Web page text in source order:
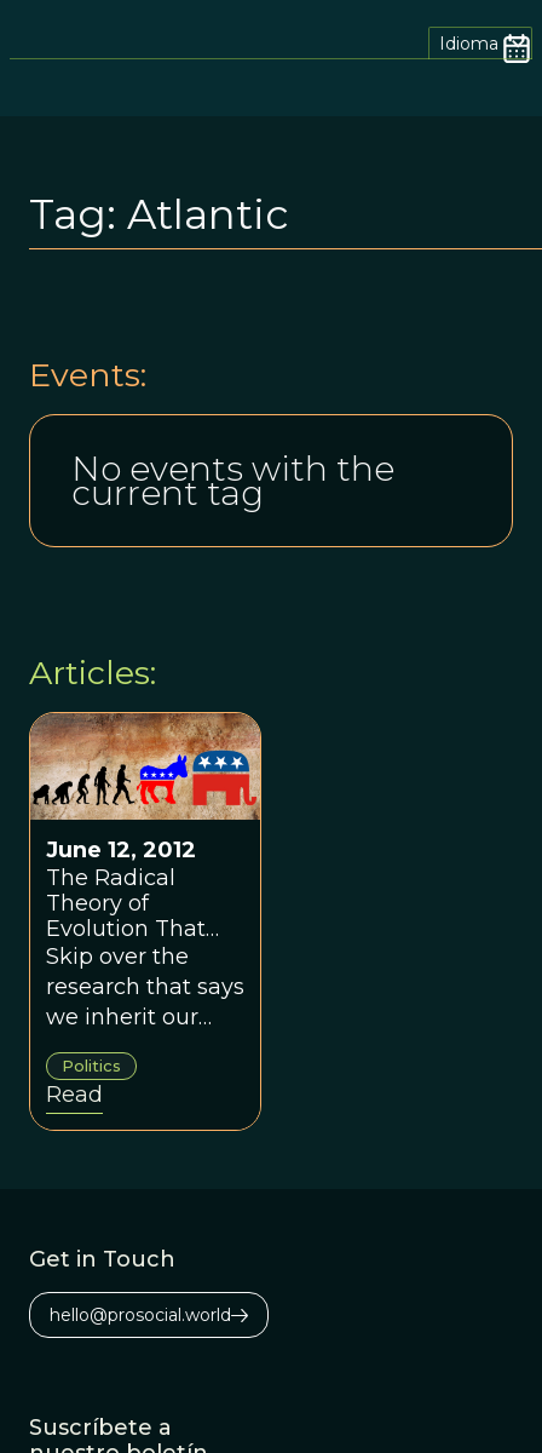
Idioma
Tag: Atlantic
Events:
No events with the
current tag
Articles:
June 12, 2012
The Radical
Theory of
Evolution That
Explains
Democrats and
Republicans
Skip over the
research that says
we inherit our
politics from our
parents. They all
tell us the "how,"
not the "why."
Politics
Read
Get in Touch
hello@prosocial.world
Suscríbete a